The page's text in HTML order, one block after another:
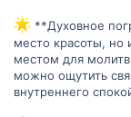
**Духовное
место красоты, но
местом для
можно ощутить
внутреннего